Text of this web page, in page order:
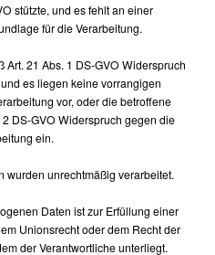
stützte, und es fehlt an einer
für die Verarbeitung.
21 Abs. 1 DS-GVO Widerspruch
es liegen keine vorrangigen
vor, oder die betroffene
DS-GVO Widerspruch gegen die
ein.
wurden unrechtmäßig verarbeitet.
Daten ist zur Erfüllung einer
Unionsrecht oder dem Recht der
der Verantwortliche unterliegt.